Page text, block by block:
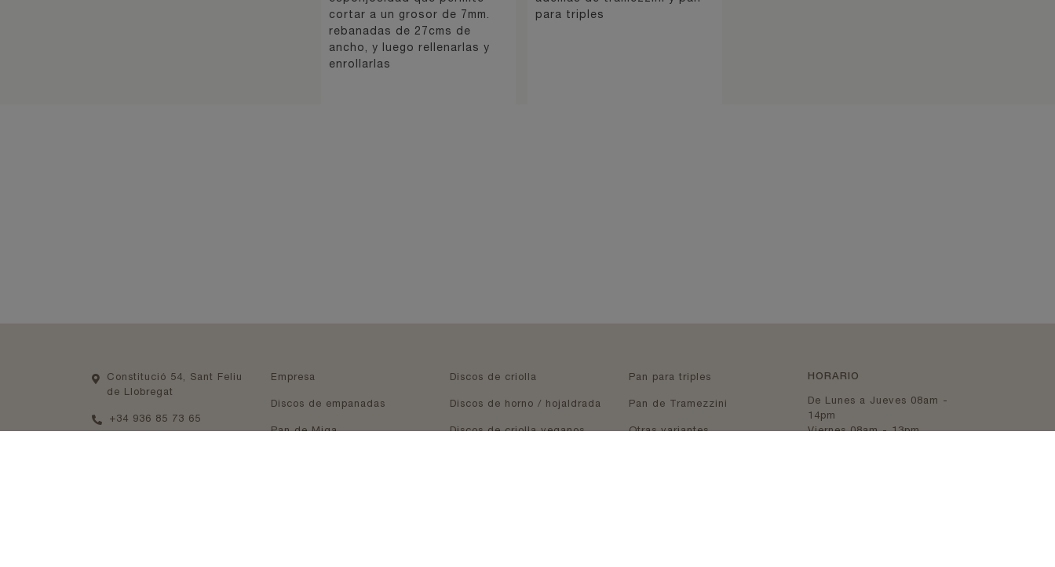
cortar a un grosor de 7mm.
rebanadas de 27cms de
ancho, y luego rellenarlas y
enrollarlas
para triples
Constitució 54, Sant Feliu
de Llobregat
+34 936 85 73 65
Empresa
Discos de empanadas
Pan de Miga
Discos de criolla
Discos de horno / hojaldrada (current)
Discos de criolla veganos(current)
Pan para triples
Pan de Tramezzini
Otras variantes(current)
HORARIO
De Lunes a Jueves 08am -
14pm
Viernes 08am - 13pm